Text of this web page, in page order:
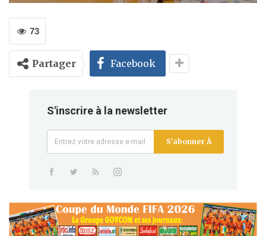
73
Partager Facebook
S'inscrire à la newsletter
S'abonner À